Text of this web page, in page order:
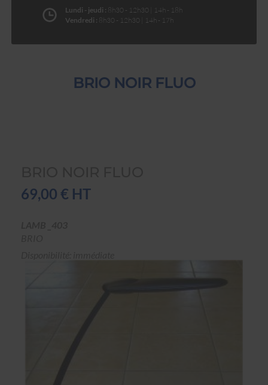
Lundi - jeudi : 8h30 - 12h30 | 14h - 18h
Vendredi : 8h30 - 12h30 | 14h - 17h
BRIO NOIR FLUO
69,00 € HT